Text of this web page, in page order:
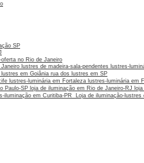
SP
oferta no Rio de Janeiro
lustres de madeira-sala-pendentes lustres-
lustres em Goiânia rua dos lustres em SP
lustres-luminária em Fortaleza lustres-luminária em
Paulo-SP loja de iluminação em Rio de Janeiro-RJ
iluminação em Curitiba-PR Loja de iluminação-lustres